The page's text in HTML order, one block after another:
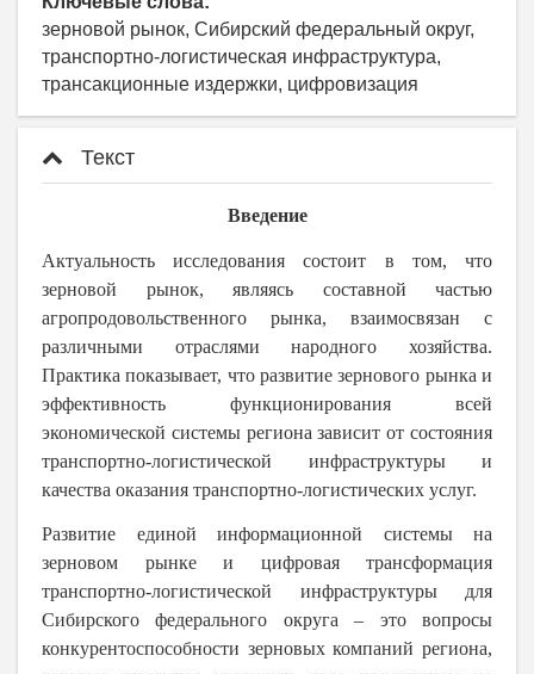
зерновой рынок, Сибирский федеральный округ,
транспортно-логистическая инфраструктура,
трансакционные издержки, цифровизация
Текст
Введение
Актуальность исследования состоит в том, что
зерновой рынок, являясь составной частью
агропродовольственного рынка, взаимосвязан с
различными отраслями народного хозяйства.
Практика показывает, что развитие зернового рынка и
эффективность функционирования всей
экономической системы региона зависит от состояния
транспортно-логистической инфраструктуры и
качества оказания транспортно-логистических услуг.
Развитие единой информационной системы на
зерновом рынке и цифровая трансформация
транспортно-логистической инфраструктуры для
Сибирского федерального округа – это вопросы
конкурентоспособности зерновых компаний региона,